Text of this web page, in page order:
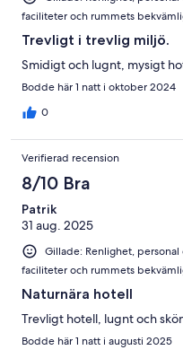
faciliteter och rummets
Trevligt i trevlig miljö.
Smidigt och lugnt, mysigt
Bodde här 1 natt i oktober 2024
0
Verifierad recension
8/10 Bra
Patrik
31 aug. 2025
Gillade: Renlighet,
faciliteter och rummets
Naturnära hotell
Trevligt hotell, lugnt och
Bodde här 1 natt i augusti 2025